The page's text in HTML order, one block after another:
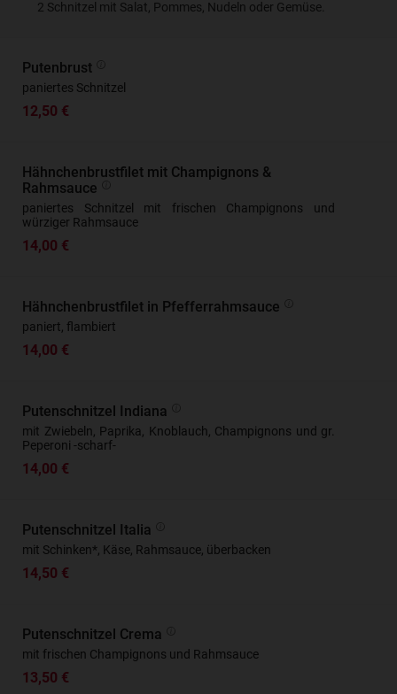
2 Schnitzel mit Salat, Pommes, Nudeln oder Gemüse.
Putenbrust
paniertes Schnitzel
12,50 €
Hähnchenbrustfilet mit Champignons &
Rahmsauce
paniertes Schnitzel mit frischen Champignons und
würziger Rahmsauce
14,00 €
Hähnchenbrustfilet in Pfefferrahmsauce
paniert, flambiert
14,00 €
Putenschnitzel Indiana
mit Zwiebeln, Paprika, Knoblauch, Champignons und gr.
Peperoni -scharf-
14,00 €
Putenschnitzel Italia
mit Schinken*, Käse, Rahmsauce, überbacken
14,50 €
Putenschnitzel Crema
mit frischen Champignons und Rahmsauce
13,50 €